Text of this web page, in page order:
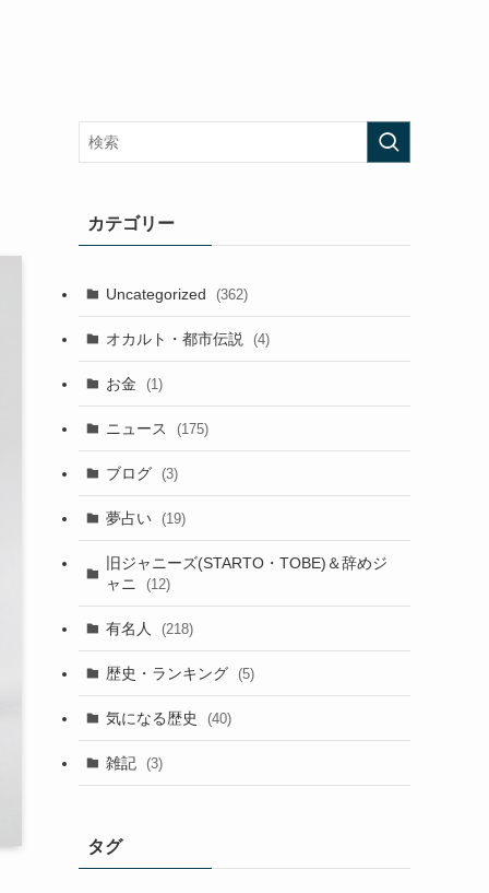
カテゴリー
Uncategorized (362)
オカルト・都市伝説 (4)
お金 (1)
ニュース (175)
ブログ (3)
夢占い (19)
旧ジャニーズ(STARTO・TOBE)＆辞めジ
ャニ
(12)
有名人 (218)
歴史・ランキング (5)
気になる歴史 (40)
雑記 (3)
タグ